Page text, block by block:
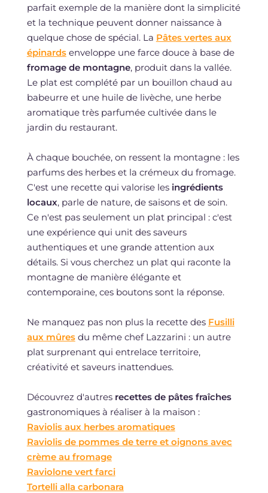
parfait exemple de la manière dont la simplicité
et la technique peuvent donner naissance à
quelque chose de spécial. La Pâtes vertes aux
épinardsenveloppe une farce douce à base de
fromage de montagne, produit dans la vallée.
Le plat est complété par un bouillon chaud au
babeurre et une huile de livèche, une herbe
aromatique très parfumée cultivée dans le
jardin du restaurant.
À chaque bouchée, on ressent la montagne : les
parfums des herbes et la crémeux du fromage.
C'est une recette qui valorise les ingrédients
locaux, parle de nature, de saisons et de soin.
Ce n'est pas seulement un plat principal : c'est
une expérience qui unit des saveurs
authentiques et une grande attention aux
détails. Si vous cherchez un plat qui raconte la
montagne de manière élégante et
contemporaine, ces boutons sont la réponse.
Ne manquez pas non plus la recette des Fusilli
aux mûresdu même chef Lazzarini : un autre
plat surprenant qui entrelace territoire,
créativité et saveurs inattendues.
Découvrez d'autres recettes de pâtes fraîches
gastronomiques à réaliser à la maison :
Raviolis aux herbes aromatiques
Raviolis de pommes de terre et oignons avec
crème au fromage
Raviolone vert farci
Tortelli alla carbonara